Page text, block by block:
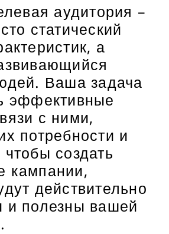
аудитория –
статический
а
Ваша задача
эффективные
с ними,
потребности и
создать
кампании,
действительно
и полезны вашей